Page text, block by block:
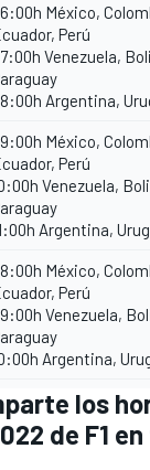
México,
Perú
Venezuela,
Argentina,
México,
Perú
Venezuela,
Argentina,
México,
Perú
Venezuela,
Argentina,
los
de F1